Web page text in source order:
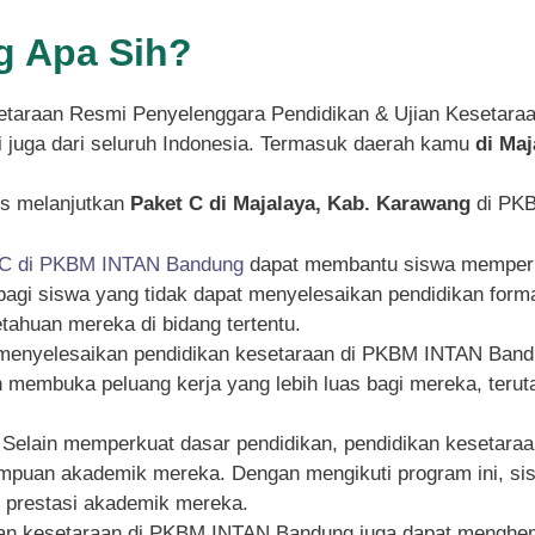
Apa Sih?
Resmi Penyelenggara Pendidikan & Ujian
dari seluruh Indonesia. Termasuk daerah kamu di
melanjutkan Paket C di Majalaya, Kab. Karawang di
di PKBM INTAN Bandung dapat membantu siswa
siswa yang tidak dapat menyelesaikan pendidikan
mereka di bidang tertentu.
pendidikan kesetaraan di PKBM INTAN
peluang kerja yang lebih luas bagi mereka,
memperkuat dasar pendidikan, pendidikan
akademik mereka. Dengan mengikuti program ini,
akademik mereka.